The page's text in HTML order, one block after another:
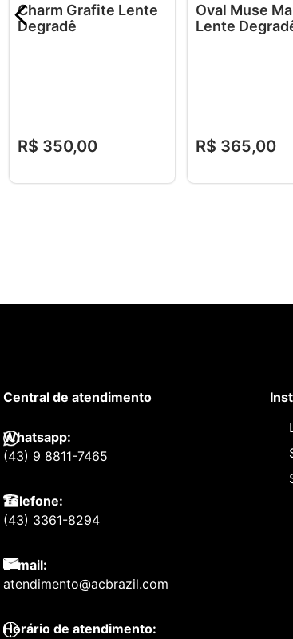
Charm Grafite Lente
Degradê
R$ 350,00
Oval Muse
Lente
R$ 365,00
Central de atendimento
Whatsapp:
(43) 9 8811-7465
Telefone:
(43) 3361-8294
E-mail:
atendimento@acbrazil.com
Horário de atendimento: